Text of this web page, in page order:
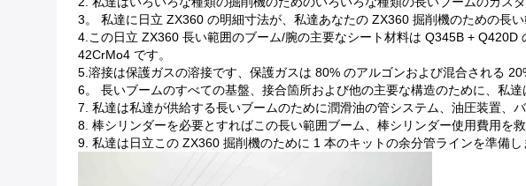
3。 私達に日立 ZX360 の明細寸法が、私達あなたの ZX360 掘削機のための長
4.この日立 ZX360 長い範囲のブーム/腕の主要なシート材料は Q345B +
42CrMo4 です。
5.溶接は保護ガスの溶接です、保護ガスは 80% のアルゴンおよび混合される
6。 長いブームのすべての基盤、接合箇所および他の主要な構造のために、私
7. 私達は私達が供給する長いブームのために潤滑油の管システム、油圧装置、
8. 棒シリンダーを必要とすればこの長い範囲ブーム、棒シリンダー使用費用を
9. 私達は日立この ZX360 掘削機のために 1 本のキットの余分管ラインを準備し